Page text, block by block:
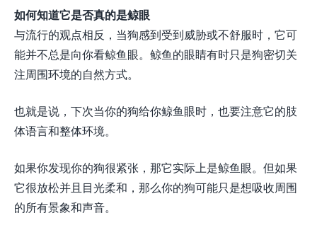
如何知道它是否真的是鲸眼
与流行的观点相反，当狗感到受到威胁或不舒服时，它可
能并不总是向你看鲸鱼眼。鲸鱼的眼睛有时只是狗密切关
注周围环境的自然方式。
也就是说，下次当你的狗给你鲸鱼眼时，也要注意它的肢
体语言和整体环境。
如果你发现你的狗很紧张，那它实际上是鲸鱼眼。但如果
它很放松并且目光柔和，那么你的狗可能只是想吸收周围
的所有景象和声音。